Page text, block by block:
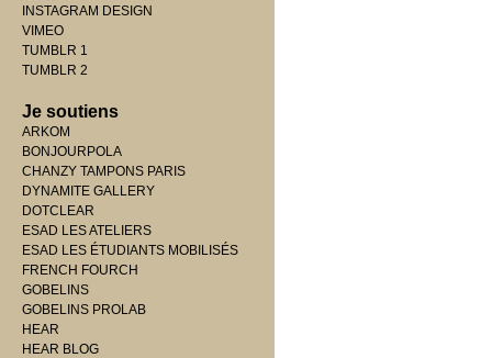
INSTAGRAM DESIGN
VIMEO
TUMBLR 1
TUMBLR 2
Je soutiens
ARKOM
BONJOURPOLA
CHANZY TAMPONS PARIS
DYNAMITE GALLERY
DOTCLEAR
ESAD LES ATELIERS
ESAD LES ÉTUDIANTS MOBILISÉS
FRENCH FOURCH
GOBELINS
GOBELINS PROLAB
HEAR
HEAR BLOG